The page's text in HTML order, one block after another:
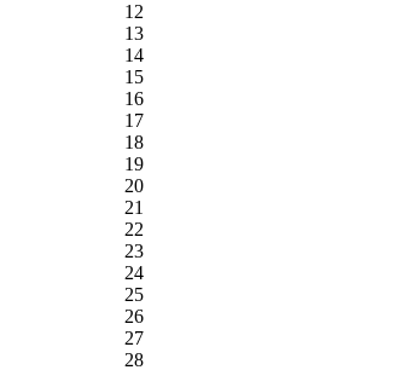
12
13
14
15
16
17
18
19
20
21
22
23
24
25
26
27
28